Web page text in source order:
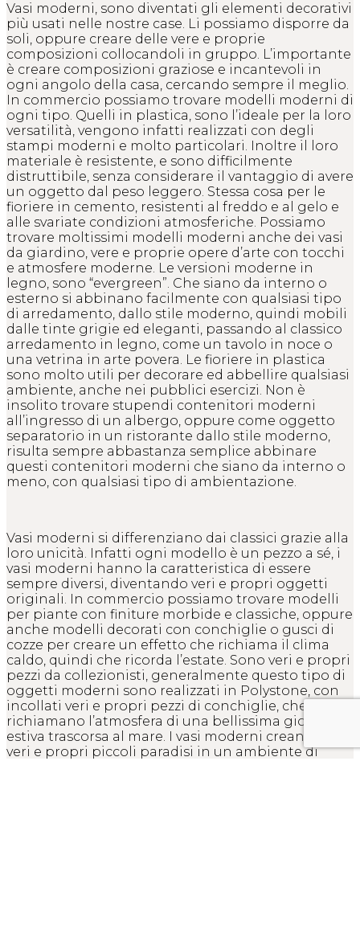
Vasi moderni, sono diventati gli elementi decorativi
più usati nelle nostre case. Li possiamo disporre da
soli, oppure creare delle vere e proprie
composizioni collocandoli in gruppo. L’importante
è creare composizioni graziose e incantevoli in
ogni angolo della casa, cercando sempre il meglio.
In commercio possiamo trovare modelli moderni di
ogni tipo. Quelli in plastica, sono l’ideale per la loro
versatilità, vengono infatti realizzati con degli
stampi moderni e molto particolari. Inoltre il loro
materiale è resistente, e sono difficilmente
distruttibile, senza considerare il vantaggio di avere
un oggetto dal peso leggero. Stessa cosa per le
fioriere in cemento, resistenti al freddo e al gelo e
alle svariate condizioni atmosferiche. Possiamo
trovare moltissimi modelli moderni anche dei vasi
da giardino, vere e proprie opere d’arte con tocchi
e atmosfere moderne. Le versioni moderne in
legno, sono “evergreen”. Che siano da interno o
esterno si abbinano facilmente con qualsiasi tipo
di arredamento, dallo stile moderno, quindi mobili
dalle tinte grigie ed eleganti, passando al classico
arredamento in legno, come un tavolo in noce o
una vetrina in arte povera. Le fioriere in plastica
sono molto utili per decorare ed abbellire qualsiasi
ambiente, anche nei pubblici esercizi. Non è
insolito trovare stupendi contenitori moderni
all’ingresso di un albergo, oppure come oggetto
separatorio in un ristorante dallo stile moderno,
risulta sempre abbastanza semplice abbinare
questi contenitori moderni che siano da interno o
meno, con qualsiasi tipo di ambientazione.
Vasi moderni si differenziano dai classici grazie alla
loro unicità. Infatti ogni modello è un pezzo a sé, i
vasi moderni hanno la caratteristica di essere
sempre diversi, diventando veri e propri oggetti
originali. In commercio possiamo trovare modelli
per piante con finiture morbide e classiche, oppure
anche modelli decorati con conchiglie o gusci di
cozze per creare un effetto che richiama il clima
caldo, quindi che ricorda l’estate. Sono veri e propri
pezzi da collezionisti, generalmente questo tipo di
oggetti moderni sono realizzati in Polystone, con
incollati veri e propri pezzi di conchiglie, che
richiamano l’atmosfera di una bellissima giornata
estiva trascorsa al mare. I vasi moderni creano dei
veri e propri piccoli paradisi in un ambiente di